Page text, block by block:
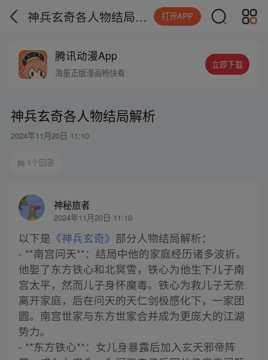
神兵玄奇各人物结局解析 打开APP
腾讯动漫App
海量正版漫画畅快看
立即下载
神兵玄奇各人物结局解析
2024年11月20日 11:10
1个回答
神秘旅者
2024年11月20日 11:10
以下是 《神兵玄奇》 部分人物结局解析：
- **南宫问天**：结局中他的家庭经历诸多波折。
他娶了东方铁心和北冥雪，铁心为他生下儿子南
宫太平，然而儿子身怀魔毒。铁心为救儿子无奈
离开家庭，后在问天的天仁剑极感化下，一家团
圆。南宫世家与东方世家合并成为更庞大的江湖
势力。
- **东方铁心**：女儿身暴露后加入玄天邪帝阵